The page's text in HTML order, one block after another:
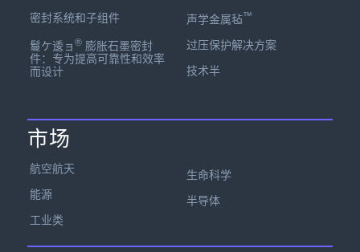
密封系统和子组件
鬘ケ逶ョ ®膨胀石墨密封
件：专为提高可靠性和效率
而设计
声学金属毡™
过压保护解决方案
技术半
市场
航空航天
能源
工业类
生命科学
半导体